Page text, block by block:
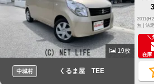
19枚
中城村 くるま屋 TEE
無 | 法
＼
在庫